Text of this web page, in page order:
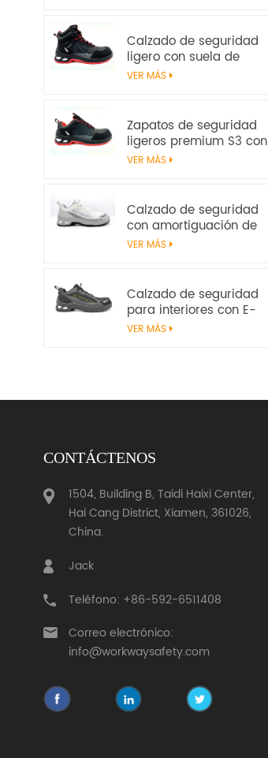
Calzado de seguridad
ligero con suela de
amortiguación E-TPU –
VER MÁS
Zapatos de seguridad
ligeros premium S3 con
parte superior de
| Workway Footwear
VER MÁS
Calzado de seguridad
con amortiguación de
E-TPU | Sin metal S1PS
VER MÁS
Calzado de seguridad
para interiores con E-
TPU Energy Return | S1PS
VER MÁS
CONTÁCTENOS
1504, Building B, Taidi Haixi Center,
Hai Cang District, Xiamen, 361026,
China.
Jack
Teléfono: +86-592-6511408
Correo electrónico:
info@workwaysafety.com